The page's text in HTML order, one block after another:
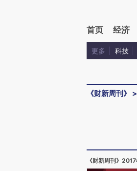
首页 经济
更多 科技
《财新周刊》 >
《财新周刊》